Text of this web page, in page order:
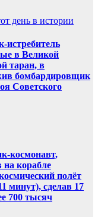
день в истории
истребитель
в Великой
таран, в
бомбардировщик
Советского
космонавт,
корабле
полёт
минут), сделав 17
700 тысяч